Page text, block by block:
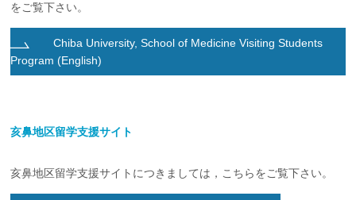
企業の方大学院志望の方
お問い合わせ交通アクセス
をご覧下さい。
Chiba University, School of Medicine Visiting Students
Program (English)
亥鼻地区留学支援サイト
亥鼻地区留学支援サイトにつきましては，こちらをご覧下さい。